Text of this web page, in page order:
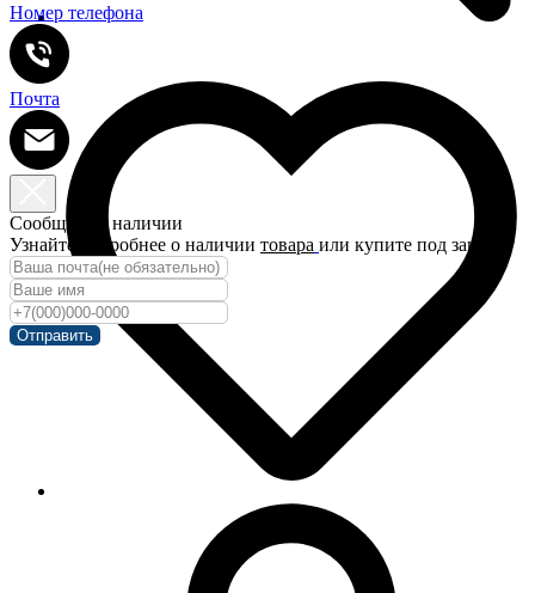
Номер телефона
Почта
Сообщить о наличии
Узнайте подробнее о наличии товара или купите под заказ!
Отправить